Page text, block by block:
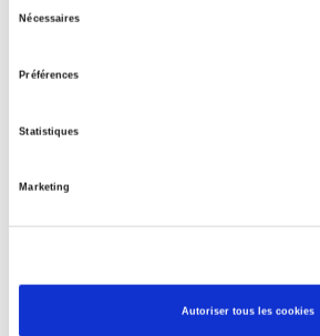
Nécessaires
Préférences
Statistiques
Marketing
Autoriser tous les cookies
Éditeur
Auteur
Collection
Monde & sociétés>